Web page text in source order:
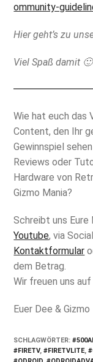
ommunity-
Hier geht’s zu
Viel Spaß damit 🙂
Wie hat euch das
Content, den Ihr
Gewinnspiel
Reviews oder
Hardware von
Gizmo Mania?
Schreibt uns Eure
Youtube, via
Kontaktformular
dem Betrag.
Wir freuen uns
Euer Dee & Gizmo
SCHLAGWÖRTER:
#FIRETV, #FIRETVLITE,